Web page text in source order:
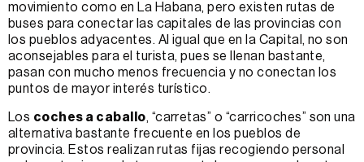
movimiento como en La Habana, pero existen rutas de
buses para conectar las capitales de las provincias con
los pueblos adyacentes. Al igual que en la Capital, no son
aconsejables para el turista, pues se llenan bastante,
pasan con mucho menos frecuencia y no conectan los
puntos de mayor interés turístico.
Los coches a caballo, “carretas” o “carricoches” son una
alternativa bastante frecuente en los pueblos de
provincia. Estos realizan rutas fijas recogiendo personal